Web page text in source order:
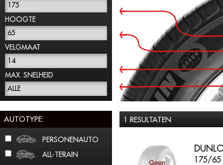
175
HOOGTE
65
VELGMAAT
14
MAX. SNELHEID
ALLE
AUTOTYPE:
PERSONENAUTO
ALL-TERAIN
1 RESULTATEN
175/65